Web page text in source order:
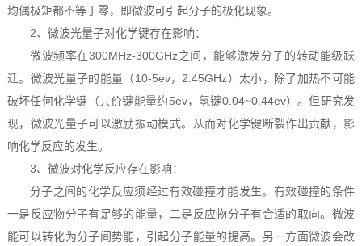
均偶极矩都不等于零，即微波可引起分子的极化现象。
2、微波光量子对化学键存在影响：
微波频率在300MHz-300GHz之间，能够激发分子的转动能级跃
迁。微波光量子的能量（10-5ev，2.45GHz）太小，除了加热不可能
破坏任何化学键（共价键能量约5ev，氢键0.04~0.44ev）。但研究发
现，微波光量子可以激励振动模式。从而对化学键断裂作出贡献，影
响化学反应的发生。
3、微波对化学反应存在影响：
分子之间的化学反应须经过有效碰撞才能发生。有效碰撞的条件
一是反应物分子有足够的能量，二是反应物分子有合适的取向。微波
能可以转化为分子间势能，引起分子能量的提高。另一方面微波会改